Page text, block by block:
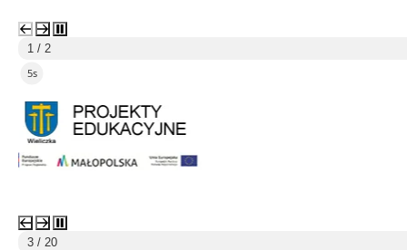
1 / 2
4s
3 / 20